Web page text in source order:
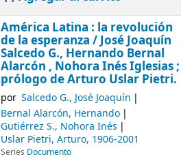
América Latina : la revolución
de la esperanza /José Joaquín
Salcedo G., Hernando Bernal
Alarcón , Nohora Inés Iglesias ;
prólogo de Arturo Uslar Pietri.
por Salcedo G., José Joaquín
Bernal Alarcón, Hernando
Gutiérrez S., Nohora Inés
Uslar Pietri, Arturo, 1906-2001
Series Documento